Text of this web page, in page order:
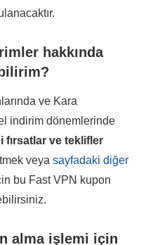
hakkında
ve Kara
indirim dönemlerinde
fırsatlar ve teklifler
veya sayfadaki diğer
bu Fast VPN kupon
alma işlemi için